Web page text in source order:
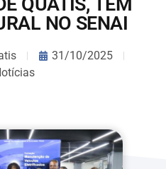
NO SENAI
31/10/2025